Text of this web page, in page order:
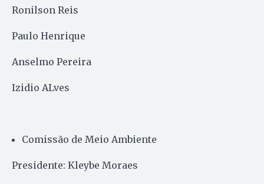
Ronilson Reis
Paulo Henrique
Anselmo Pereira
Izidio ALves
Comissão de Meio Ambiente
Presidente: Kleybe Moraes